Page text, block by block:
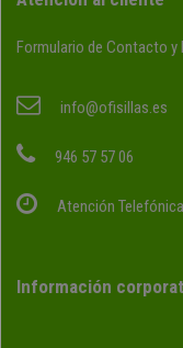
Formulario de Contacto y
info@ofisillas.es
946 57 57 06
Atención
Información